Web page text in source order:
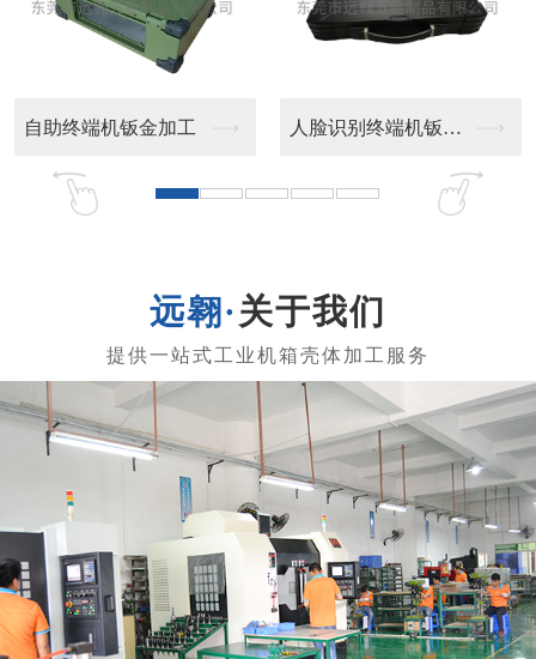
工 人脸识别终端机钣金加... 工业终端机钣金加
关于我们